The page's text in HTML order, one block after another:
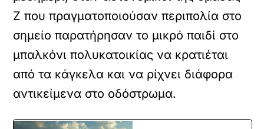
Ζ που πραγματοποιούσαν περιπολία στο
σημείο παρατήρησαν το μικρό παιδί στο
μπαλκόνι πολυκατοικίας να κρατιέται
από τα κάγκελα και να ρίχνει διάφορα
αντικείμενα στο οδόστρωμα.